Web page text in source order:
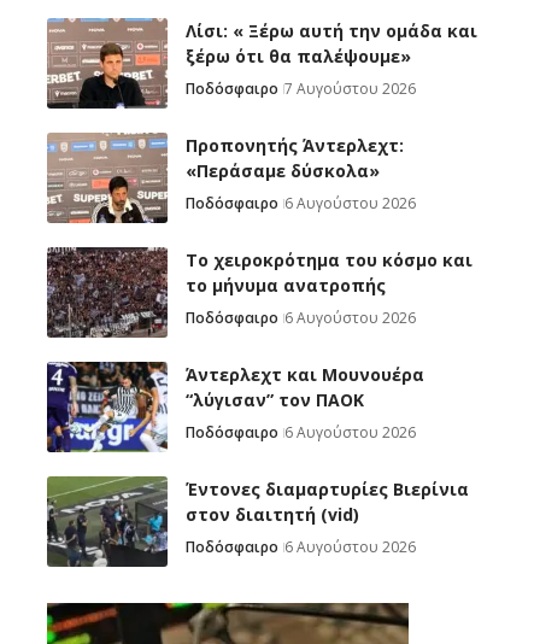
Λίσι: « Ξέρω αυτή την ομάδα και
ξέρω ότι θα παλέψουμε»
Ποδόσφαιρο 7 Αυγούστου 2026
Προπονητής Άντερλεχτ:
«Περάσαμε δύσκολα»
Ποδόσφαιρο 6 Αυγούστου 2026
Το χειροκρότημα του κόσμο και
το μήνυμα ανατροπής
Ποδόσφαιρο 6 Αυγούστου 2026
Άντερλεχτ και Μουνουέρα
“λύγισαν” τον ΠΑΟΚ
Ποδόσφαιρο 6 Αυγούστου 2026
Έντονες διαμαρτυρίες Βιερίνια
στον διαιτητή (vid)
Ποδόσφαιρο 6 Αυγούστου 2026